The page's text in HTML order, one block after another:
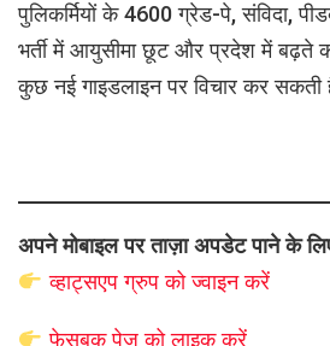
पुलिकर्मियों के 4600 ग्रेड-पे, संविदा,
भर्ती में आयुसीमा छूट और प्रदेश में बढ़ते
कुछ नई गाइडलाइन पर विचार कर सकती
अपने मोबाइल पर ताज़ा अपडेट पाने के
व्हाट्सएपग्रुप कोज्वाइन करें
फेसबुक पेज़ को लाइक करें